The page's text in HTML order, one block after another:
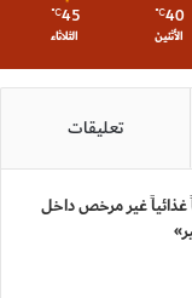
40
℃
الأثنين
45
℃
الثلاثاء
تعليقات
غذائياً غير مرخص داخل